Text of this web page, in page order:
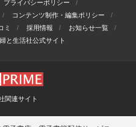
プライバシーポリシー
コンテンツ制作・編集ポリシー
ミ 採用情報
お知らせ一覧
と生活社公式サイト
関連サイト